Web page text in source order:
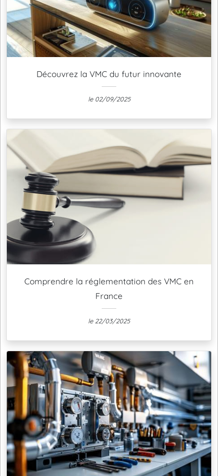
Découvrez la VMC du futur innovante
le 02/09/2025
Comprendre la réglementation des VMC en
France
le 22/03/2025